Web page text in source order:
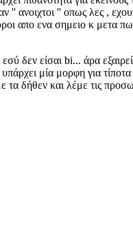
'' ανοιχτοι '' οπως λες ,
απο ενα σημειο κ μετα
δεν είσαι bi... άρα
υπάρχει μία μορφη για
δήθεν και λέμε τις